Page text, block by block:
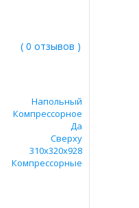
( 0 отзывов )
Напольный
Компрессорное
Да
Сверху
310х320х928
Компрессорные